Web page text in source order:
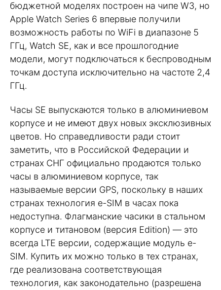
бюджетной моделях построен на чипе W3, но
Apple Watch Series 6 впервые получили
возможность работы по WiFi в диапазоне 5
ГГц, Watch SE, как и все прошлогодние
модели, могут подключаться к беспроводным
точкам доступа исключительно на частоте 2,4
ГГц.
Часы SE выпускаются только в алюминиевом
корпусе и не имеют двух новых эксклюзивных
цветов. Но справедливости ради стоит
заметить, что в Российской Федерации и
странах СНГ официально продаются только
часы в алюминиевом корпусе, так
называемые версии GPS, поскольку в наших
странах технология e-SIM в часах пока
недоступна. Флагманские часики в стальном
корпусе и титановом (версия Edition) — это
всегда LTE версии, содержащие модуль e-
SIM. Купить их можно только в тех странах,
где реализована соответствующая
технология, как законодательно (разрешена